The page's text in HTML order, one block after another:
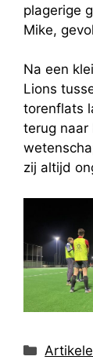
plagerige
Mike,
Na een
Lions
torenflats
terug naar
zij altijd